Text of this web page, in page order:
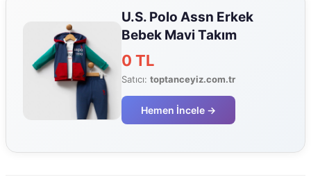
U.S. Polo Assn Erkek
Bebek Mavi Takım
0 TL
Satıcı: toptanceyiz.com.tr
Hemen İncele →